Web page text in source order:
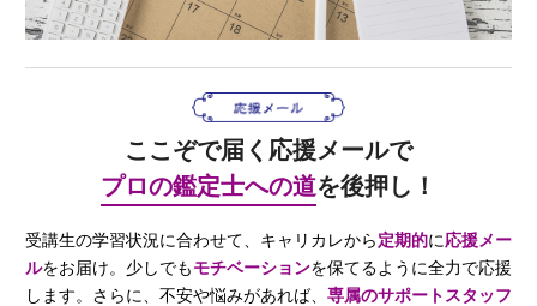
ここぞで届く応援メールで
プロの鑑定士への道を後押し！
受講生の学習状況に合わせて、キャリカレから定期的に応援メー
ルをお届け。少しでもモチベーションを保てるように全力で応援
します。さらに、不安や悩みがあれば、 専属のサポートスタッフ